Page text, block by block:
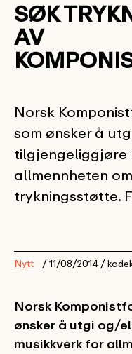
SØK
AV
Norsk
som ønsker å
tilgjengeliggjøre
allmennheten
trykningsstøtte.
Nytt / 11/08/2014 /
Norsk
ønsker å utgi og/
musikkverk for